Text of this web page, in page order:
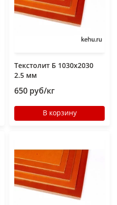
Текстолит Б 1030х2030
2.5 мм
650 руб/кг
В корзину